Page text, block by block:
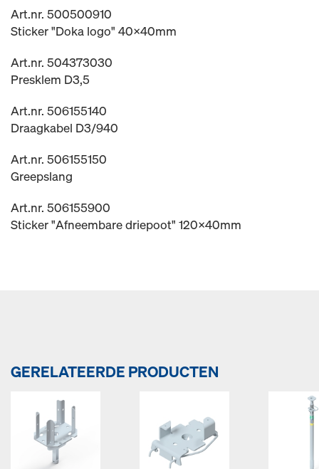
Art.nr. 500500910
Sticker "Doka logo" 40x40mm
Art.nr. 504373030
Presklem D3,5
Art.nr. 506155140
Draagkabel D3/940
Art.nr. 506155150
Greepslang
Art.nr. 506155900
Sticker "Afneembare driepoot" 120x40mm
GERELATEERDE PRODUCTEN